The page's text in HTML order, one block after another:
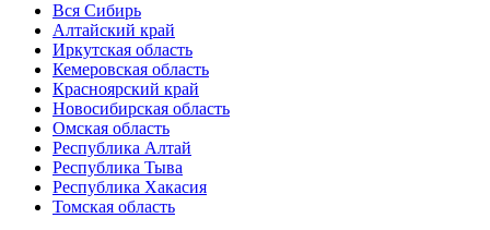
Вся Сибирь
Алтайский край
Иркутская область
Кемеровская область
Красноярский край
Новосибирская область
Омская область
Республика Алтай
Республика Тыва
Республика Хакасия
Томская область